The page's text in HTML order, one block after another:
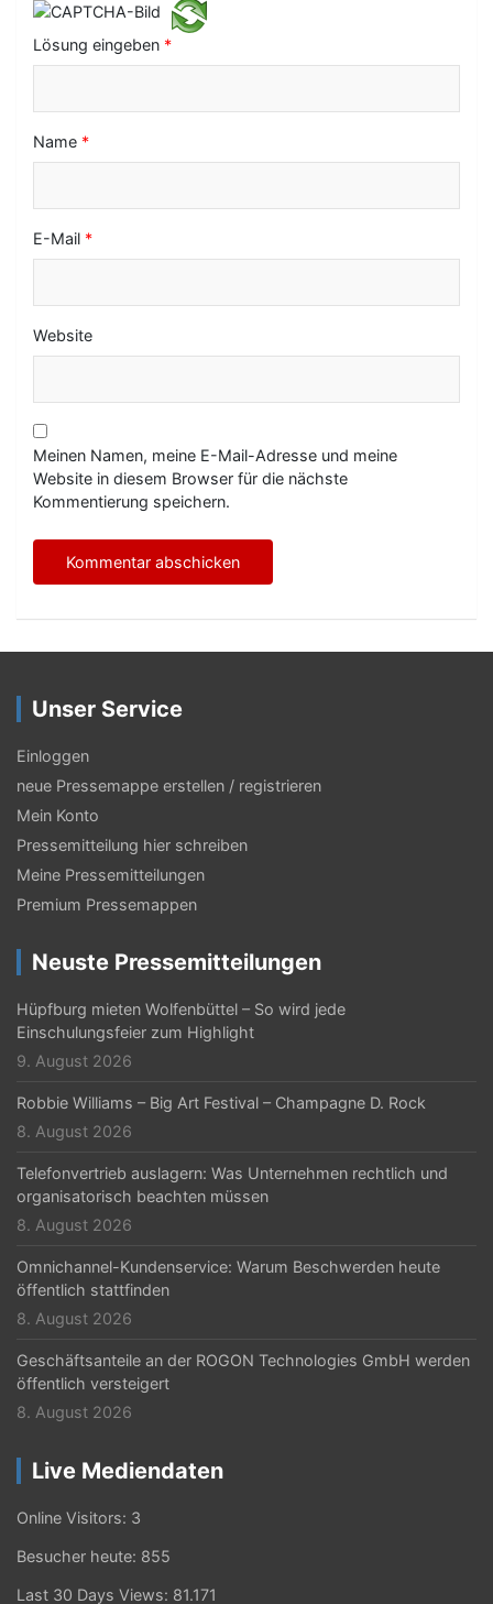
n
Lösung eingeben *
Name *
E-Mail *
Website
Meinen Namen, meine E-Mail-Adresse und meine
Website in diesem Browser für die nächste
Kommentierung speichern.
Unser Service
Einloggen
neue Pressemappe erstellen / registrieren
Mein Konto
Pressemitteilung hier schreiben
Meine Pressemitteilungen
Premium Pressemappen
Neuste Pressemitteilungen
Hüpfburg mieten Wolfenbüttel – So wird jede
Einschulungsfeier zum Highlight
9. August 2026
Robbie Williams – Big Art Festival – Champagne D. Rock
8. August 2026
Telefonvertrieb auslagern: Was Unternehmen rechtlich und
organisatorisch beachten müssen
8. August 2026
Omnichannel-Kundenservice: Warum Beschwerden heute
öffentlich stattfinden
8. August 2026
Geschäftsanteile an der ROGON Technologies GmbH werden
öffentlich versteigert
8. August 2026
Live Mediendaten
Online Visitors: 3
Besucher heute: 855
Last 30 Days Views: 81.171